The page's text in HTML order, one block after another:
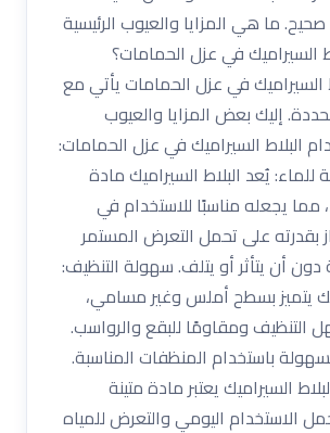
ما هي المزايا والعيوب الرئيسية
السيراميك في عزل الحمامات؟
السيراميك في عزل الحمامات يأتي مع
إليك بعض المزايا والعيوب
البلاط السيراميك في عزل الحمامات:
للماء: يُعد البلاط السيراميك مادة
مما يجعله مناسبًا للاستخدام في
بقدرته على تحمل التعرض المستمر
دون أن يتأثر أو يتلف. سهولة التنظيف:
يتميز بسطح أملس وغير مسامي،
التنظيف ومقاومًا للبقع والرواسب.
باستخدام المنظفات المناسبة.
السيراميك يعتبر مادة متينة
الاستخدام اليومي والتعرض للمياه